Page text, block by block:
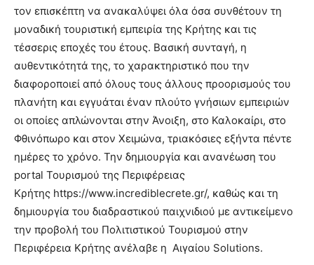
τον επισκέπτη να ανακαλύψει όλα όσα συνθέτουν τη
μοναδική τουριστική εμπειρία της Κρήτης και τις
τέσσερις εποχές του έτους. Βασική συνταγή, η
αυθεντικότητά της, το χαρακτηριστικό που την
διαφοροποιεί από όλους τους άλλους προορισμούς του
πλανήτη και εγγυάται έναν πλούτο γνήσιων εμπειριών
οι οποίες απλώνονται στην Άνοιξη, στο Καλοκαίρι, στο
Φθινόπωρο και στον Χειμώνα, τριακόσιες εξήντα πέντε
ημέρες το χρόνο. Την δημιουργία και ανανέωση του
portal Τουρισμού της Περιφέρειας
Κρήτης https://www.incrediblecrete.gr/, καθώς και τη
δημιουργία του διαδραστικού παιχνιδιού με αντικείμενο
την προβολή του Πολιτιστικού Τουρισμού στην
Περιφέρεια Κρήτης ανέλαβε η Αιγαίου Solutions.